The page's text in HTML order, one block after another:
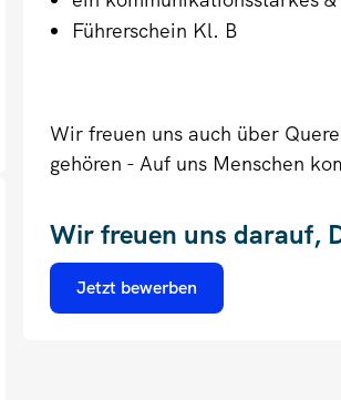
Führerschein Kl. B
Wir freuen uns auch über
gehören - Auf uns Menschen
Wir freuen uns darauf,
Jetzt bewerben